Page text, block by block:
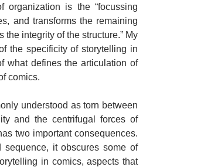
organization is the “focussing
and transforms the remaining
the integrity of the structure.” My
the specificity of storytelling in
what defines the articulation of
comics.
understood as torn between
and the centrifugal forces of
two important consequences.
sequence, it obscures some of
in comics, aspects that